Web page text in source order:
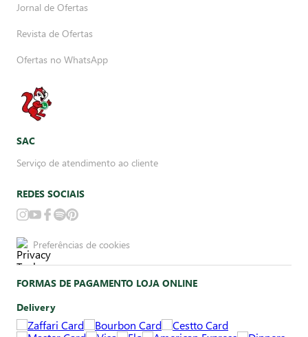
Jornal de Ofertas
Revista de Ofertas
Ofertas no WhatsApp
SAC
Serviço de atendimento ao cliente
REDES SOCIAIS
Preferências de cookies
FORMAS DE PAGAMENTO LOJA ONLINE
Delivery